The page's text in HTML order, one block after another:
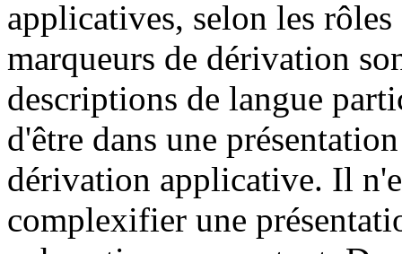
applicatives, selon les
marqueurs de dérivation
descriptions de langue
d'être dans une
dérivation applicative. Il
complexifier une